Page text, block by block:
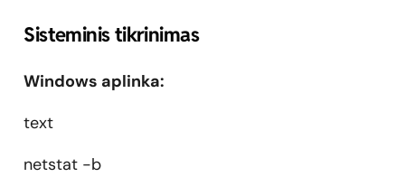
Sisteminis tikrinimas
Windows aplinka:
text
netstat -b